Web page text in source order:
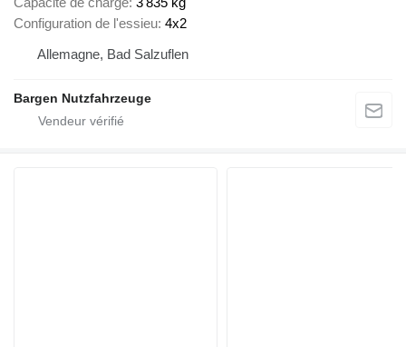
Configuration de l'essieu 4x2
Allemagne, Bad Salzuflen
Bargen Nutzfahrzeuge